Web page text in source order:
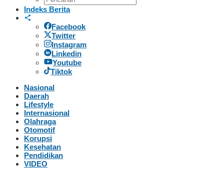
Indeks Berita
Facebook
Twitter
Instagram
Linkedin
Youtube
Tiktok
Nasional
Daerah
Lifestyle
Internasional
Olahraga
Otomotif
Korupsi
Kesehatan
Pendidikan
VIDEO